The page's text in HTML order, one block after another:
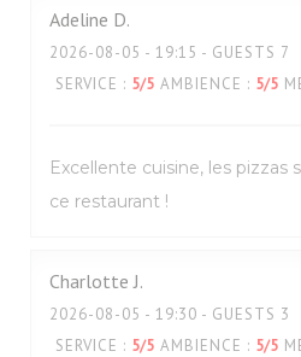
Adeline D
2026-08-05 - 19:15 - GUESTS 7
SERVICE : 5/5 AMBIENCE : 5/5
Excellente cuisine, les
ce restaurant !
Charlotte J
2026-08-05 - 19:30 - GUESTS 3
SERVICE : 5/5 AMBIENCE : 5/5